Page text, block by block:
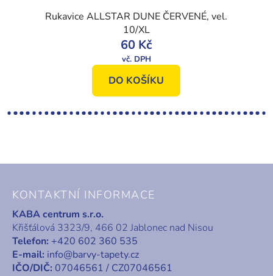
Rukavice ALLSTAR DUNE ČERVENÉ, vel.
10/XL
60 Kč
DO KOŠÍKU
KONTAKTNÍ INFORMACE
KABA centrum s.r.o.
Křišťálová 3323/9, 466 02 Jablonec nad Nisou
Telefon: +420 602 360 535
E-mail: info@barvy-tapety.cz
IČO/DIČ: 07046561 / CZ07046561